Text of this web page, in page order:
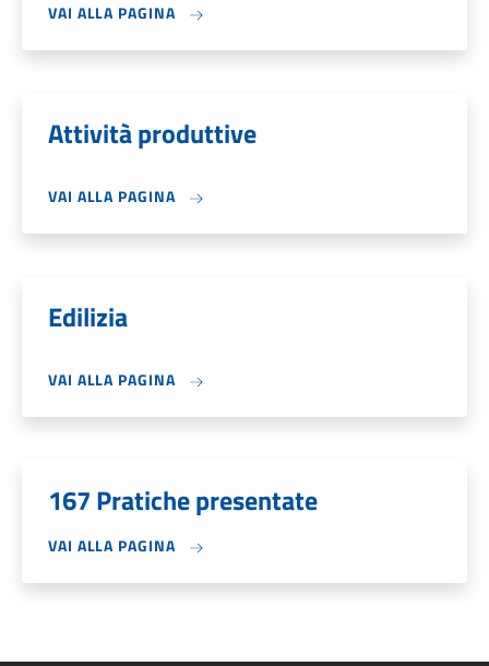
VAI ALLA PAGINA
Attività produttive
VAI ALLA PAGINA
Edilizia
VAI ALLA PAGINA
167 Pratiche presentate
VAI ALLA PAGINA